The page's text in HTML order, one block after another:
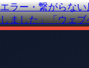
ラー・繋がらな
ました」「ウェ